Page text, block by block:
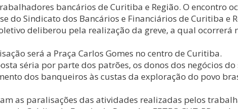
bancários de Curitiba e Região. O encontro
do Sindicato dos Bancários e Financiários de Curitiba e
deliberou pela realização da greve, a qual
será a Praça Carlos Gomes no centro de Curitiba.
séria por parte dos patrões, os donos dos negócios
dos banqueiros às custas da exploração do povo
as paralisações das atividades realizadas pelos